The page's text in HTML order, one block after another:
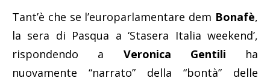
Tant’è che se l’europarlamentare dem Bonafè,
la sera di Pasqua a ‘Stasera Italia weekend’,
rispondendo a Veronica Gentili ha
nuovamente “narrato” della “bontà” delle